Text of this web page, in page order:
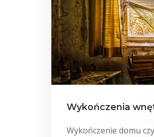
Wykończenia
Wykończenie domu